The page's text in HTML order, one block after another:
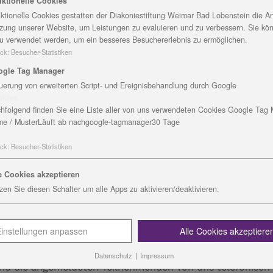
verschieben wir den für Mittwoch, den
Kongress der Diakoniestiftung Weimar
der Geschäftsführung der Diakoniestiftung.
über das Thema „Mehrwert für Thüringen:
wir Verantwortung wahr für alle Akteure und
Aufgabenfeldern jeweils eine große Aufgabe für die
der Kontakte während unserer Veranstaltung unter
verläuft aktuell in stets rigoroseren Vorgaben, die wir
des Landratsamtes Saalfeld-Rudolstadt finden
und als Diakonie in besonderer Weise, Menschen
die angemeldeten Teilnehmenden von uns
Cookies gestatten der Diakoniestiftung Weimar Bad Lobenstein die
unserer Website, um Leistungen zu evaluieren und zu verbessern. Sie
verwendet werden, um ein besseres Besuchererlebnis zu ermöglichen.
: Besucher-Statistiken
Tag Manager
von erweiterten Script- und Ereignisbehandlung durch Google
finden Sie eine Liste aller von uns verwendeten Cookies Google Tag
/ MusterLäuft ab nachgoogle-tagmanager30 Tage
: Besucher-Statistiken
Cookies akzeptieren
Sie diesen Schalter um alle Apps zu aktivieren/deaktivieren.
anpassen Alle Cookies
Datenschutz | Impressum